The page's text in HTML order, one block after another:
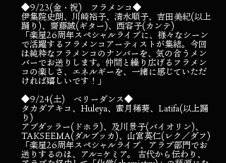
◆9/23(金・祝) フラメンコ◆
伊集院史朗、川崎裕子、清水順子、吉田美紀(以上
踊り)、齋藤誠(ギター)、西容子(カンテ)
「楽屋26周年スペシャルライブに、様々なシーン
で活躍するフラメンコアーティストが集結。今回
は純粋なフラメンコのナンバーを、気の合うメン
バーでお送りします。仲間と繰り広げるフラメン
コの楽しさ、エネルギーを、一緒に感じていただ
ければ嬉しいです！」
◆9/24(土) ベリーダンス◆
タカダアキコ、Huleya、蜜月稀葵、Latifa(以上踊
り)
アブダッラー(ドホラ)、及川景子(バイオリン)、
TAKSEEMA(ダルブッカ)、山宮英仁(レク／ダフ)
「楽屋26周年スペシャルライブ、アラブ部門でお
送りするのは、アル=ケミア。 古代から伝わり、